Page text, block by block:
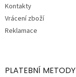
Kontakty
Vrácení zboží
Reklamace
PLATEBNÍ METODY